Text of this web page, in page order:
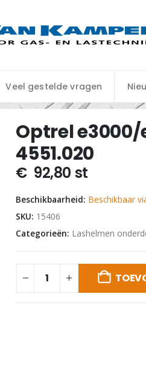
Veel gestelde vragen
Optrel
4551.020
€ 92,80 st
Beschikbaarheid: Beschikbaar
SKU: 15406
Categorieën: Lashelmen